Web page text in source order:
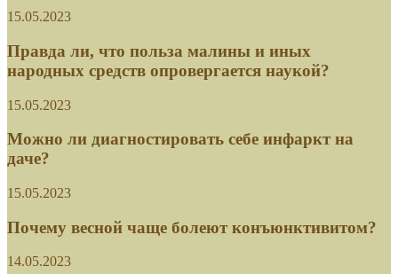
15.05.2023
Правда ли, что польза малины и иных
народных средств опровергается наукой?
15.05.2023
Можно ли диагностировать себе инфаркт на
даче?
15.05.2023
Почему весной чаще болеют конъюнктивитом?
14.05.2023